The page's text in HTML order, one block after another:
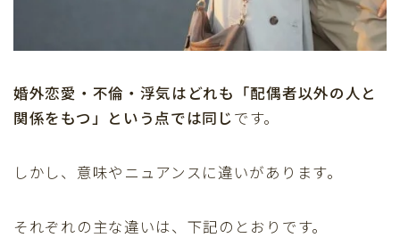
婚外恋愛・不倫・浮気はどれも「配偶者以外の人と
関係をもつ」という点では同じです。
しかし、意味やニュアンスに違いがあります。
それぞれの主な違いは、下記のとおりです。